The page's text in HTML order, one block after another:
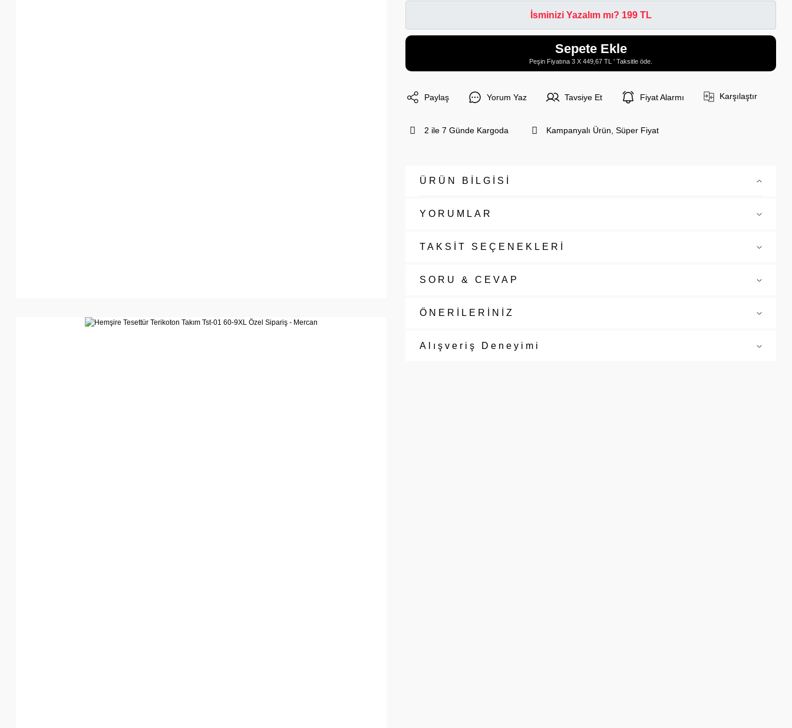
İsminizi Yazalım mı? 199 TL
Sepete Ekle
Peşin Fiyatına 3 X 449,67 TL ' Taksitle öde.
Paylaş Yorum Yaz Tavsiye Et Fiyat Alarmı Karşılaştır
2 ile 7 Günde Kargoda Kampanyalı Ürün, Süper Fiyat
ÜRÜN BİLGİSİ
YORUMLAR
TAKSİT SEÇENEKLERİ
SORU & CEVAP
ÖNERİLERİNİZ
Alışveriş Deneyimi